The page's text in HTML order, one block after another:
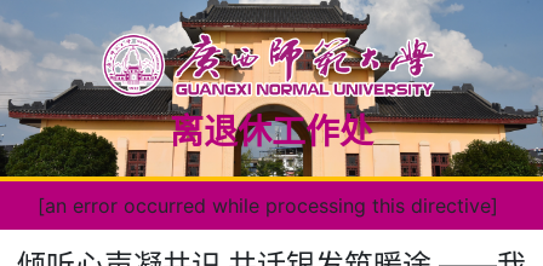
离退休工作处
[an error occurred while processing this directive]